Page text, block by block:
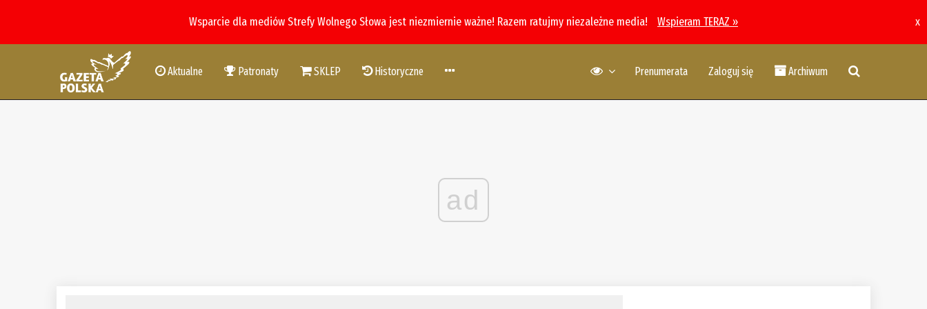
Wsparcie dla mediów Strefy Wolnego Słowa jest niezmiernie ważne! Razem ratujmy niezależne media! Wspieram TERAZ » x
Aktualne Patronaty SKLEP Historyczne Prenumerata Zaloguj się Archiwum
ad